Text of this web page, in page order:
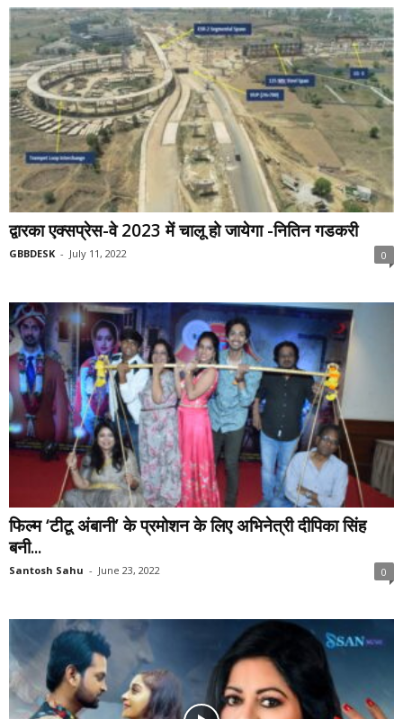
द्वारका एक्सप्रेस-वे 2023 में चालू हो जायेगा -नितिन गडकरी
GBBDESK - July 11, 2022 0
फिल्म ‘टीटू अंबानी’ के प्रमोशन के लिए अभिनेत्री दीपिका सिंह
बनी...
Santosh Sahu - June 23, 2022 0